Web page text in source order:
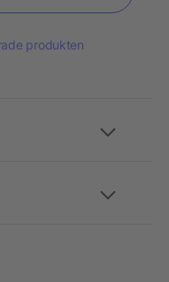
produkten